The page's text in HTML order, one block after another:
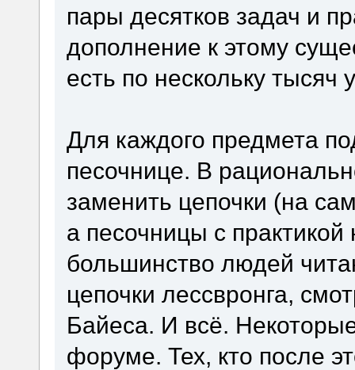
пары десятков задач и
дополнение к этому
есть по нескольку тысяч
Для каждого предмета
песочнице. В
заменить цепочки (на
а песочницы с практикой
большинство людей
цепочки лессвронга,
Байеса. И всё.
форуме. Тех, кто после